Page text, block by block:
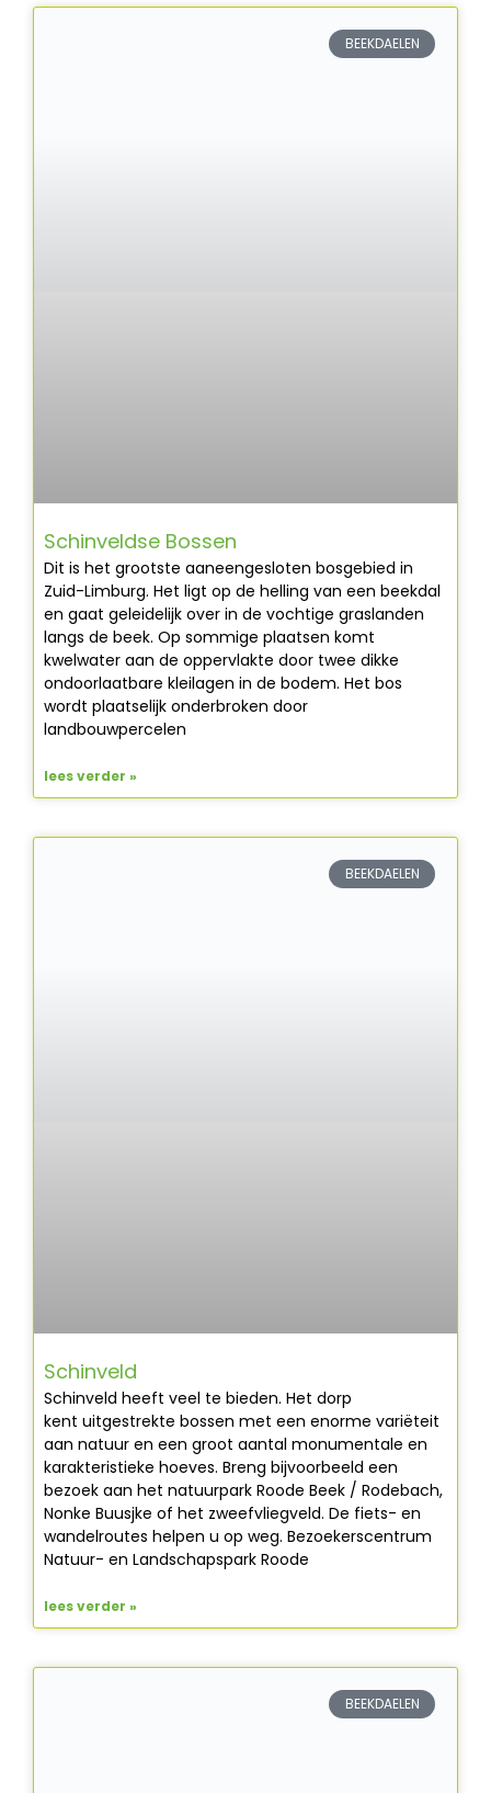
BEEKDAELEN
Schinveldse Bossen
Dit is het grootste aaneengesloten bosgebied in
Zuid-Limburg. Het ligt op de helling van een beekdal
en gaat geleidelijk over in de vochtige graslanden
langs de beek. Op sommige plaatsen komt
kwelwater aan de oppervlakte door twee dikke
ondoorlaatbare kleilagen in de bodem. Het bos
wordt plaatselijk onderbroken door
landbouwpercelen
lees verder »
BEEKDAELEN
Schinveld
Schinveld heeft veel te bieden. Het dorp
kent uitgestrekte bossen met een enorme variëteit
aan natuur en een groot aantal monumentale en
karakteristieke hoeves. Breng bijvoorbeeld een
bezoek aan het natuurpark Roode Beek / Rodebach,
Nonke Buusjke of het zweefvliegveld. De fiets- en
wandelroutes helpen u op weg. Bezoekerscentrum
Natuur- en Landschapspark Roode
lees verder »
BEEKDAELEN